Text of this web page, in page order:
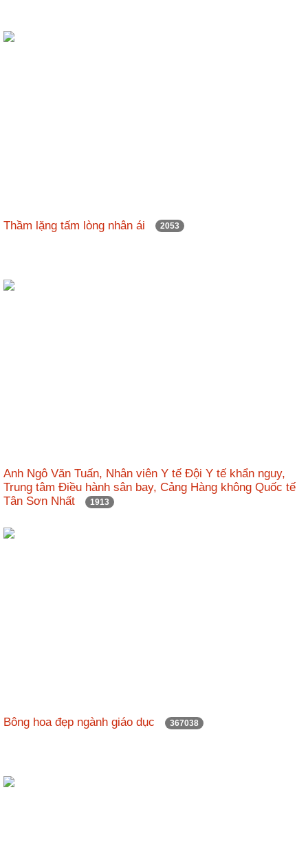
Thầm lặng tấm lòng nhân ái 2053
Anh Ngô Văn Tuấn, Nhân viên Y tế Đội Y tế khẩn nguy,
Trung tâm Điều hành sân bay, Cảng Hàng không Quốc tế
Tân Sơn Nhất
1913
Bông hoa đẹp ngành giáo dục 367038